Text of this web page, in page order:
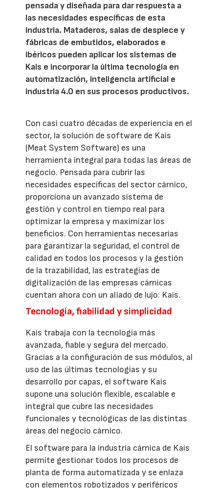
pensada y diseñada para dar respuesta a
las necesidades específicas de esta
industria. Mataderos, salas de despiece y
fábricas de embutidos, elaborados e
ibéricos pueden aplicar los sistemas de
Kais e incorporar la última tecnología en
automatización, inteligencia artificial e
industria 4.0 en sus procesos productivos.
Con casi cuatro décadas de experiencia en el
sector, la solución de software de Kais
(Meat System Software) es una
herramienta integral para todas las áreas de
negocio. Pensada para cubrir las
necesidades específicas del sector cárnico,
proporciona un avanzado sistema de
gestión y control en tiempo real para
optimizar la empresa y maximizar los
beneficios. Con herramientas necesarias
para garantizar la seguridad, el control de
calidad en todos los procesos y la gestión
de la trazabilidad, las estrategias de
digitalización de las empresas cárnicas
cuentan ahora con un aliado de lujo: Kais.
Tecnología, fiabilidad y simplicidad
Kais trabaja con la tecnología más
avanzada, fiable y segura del mercado.
Gracias a la configuración de sus módulos, al
uso de las últimas tecnologías y su
desarrollo por capas, el software Kais
supone una solución flexible, escalable e
integral que cubre las necesidades
funcionales y tecnológicas de las distintas
áreas del negocio cárnico.
El software para la industria cárnica de Kais
permite gestionar todos los procesos de
planta de forma automatizada y se enlaza
con elementos robotizados y periféricos